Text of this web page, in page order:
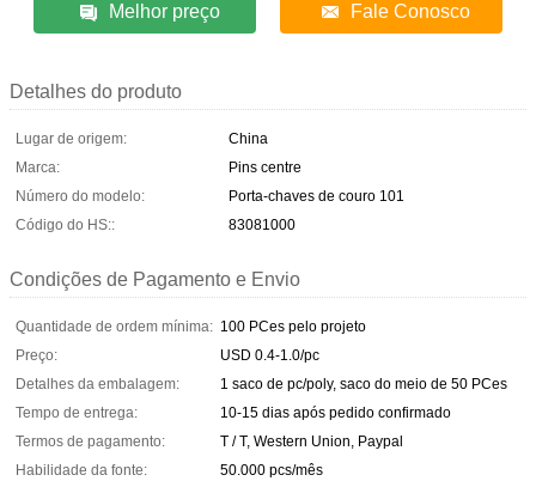
Melhor preço Fale Conosco
Detalhes do produto
Lugar de origem:
China
Marca:
Pins centre
Número do modelo:
Porta-chaves de couro 101
Código do HS::
83081000
Condições de Pagamento e Envio
Quantidade de ordem mínima: 100 PCes pelo projeto
Preço:
USD 0.4-1.0/pc
Detalhes da embalagem:
1 saco de pc/poly, saco do meio de 50 PCes
Tempo de entrega:
10-15 dias após pedido confirmado
Termos de pagamento:
T / T, Western Union, Paypal
Habilidade da fonte:
50.000 pcs/mês